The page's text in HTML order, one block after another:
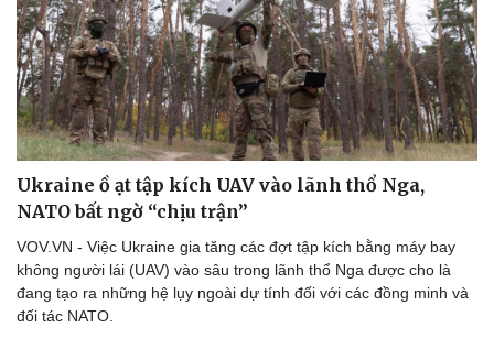
Ukraine ồ ạt tập kích UAV vào lãnh thổ Nga,
NATO bất ngờ “chịu trận”
VOV.VN - Việc Ukraine gia tăng các đợt tập kích bằng máy bay
không người lái (UAV) vào sâu trong lãnh thổ Nga được cho là
đang tạo ra những hệ lụy ngoài dự tính đối với các đồng minh và
đối tác NATO.